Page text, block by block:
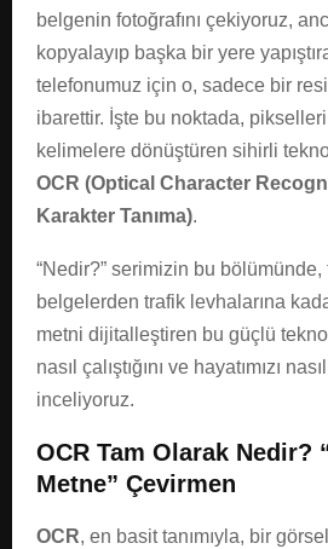
belgenin fotoğrafını çekiyoruz,
kopyalayıp başka bir yere
telefonumuz için o, sadece bir
ibarettir. İşte bu noktada,
kelimelere dönüştüren sihirli
OCR (Optical Character
Karakter Tanıma).
“Nedir?” serimizin bu bölümünde,
belgelerden trafik levhalarına
metni dijitalleştiren bu güçlü
nasıl çalıştığını ve hayatımızı
inceliyoruz.
OCR Tam Olarak Nedir?
Metne” Çevirmen
OCR, en basit tanımıyla, bir